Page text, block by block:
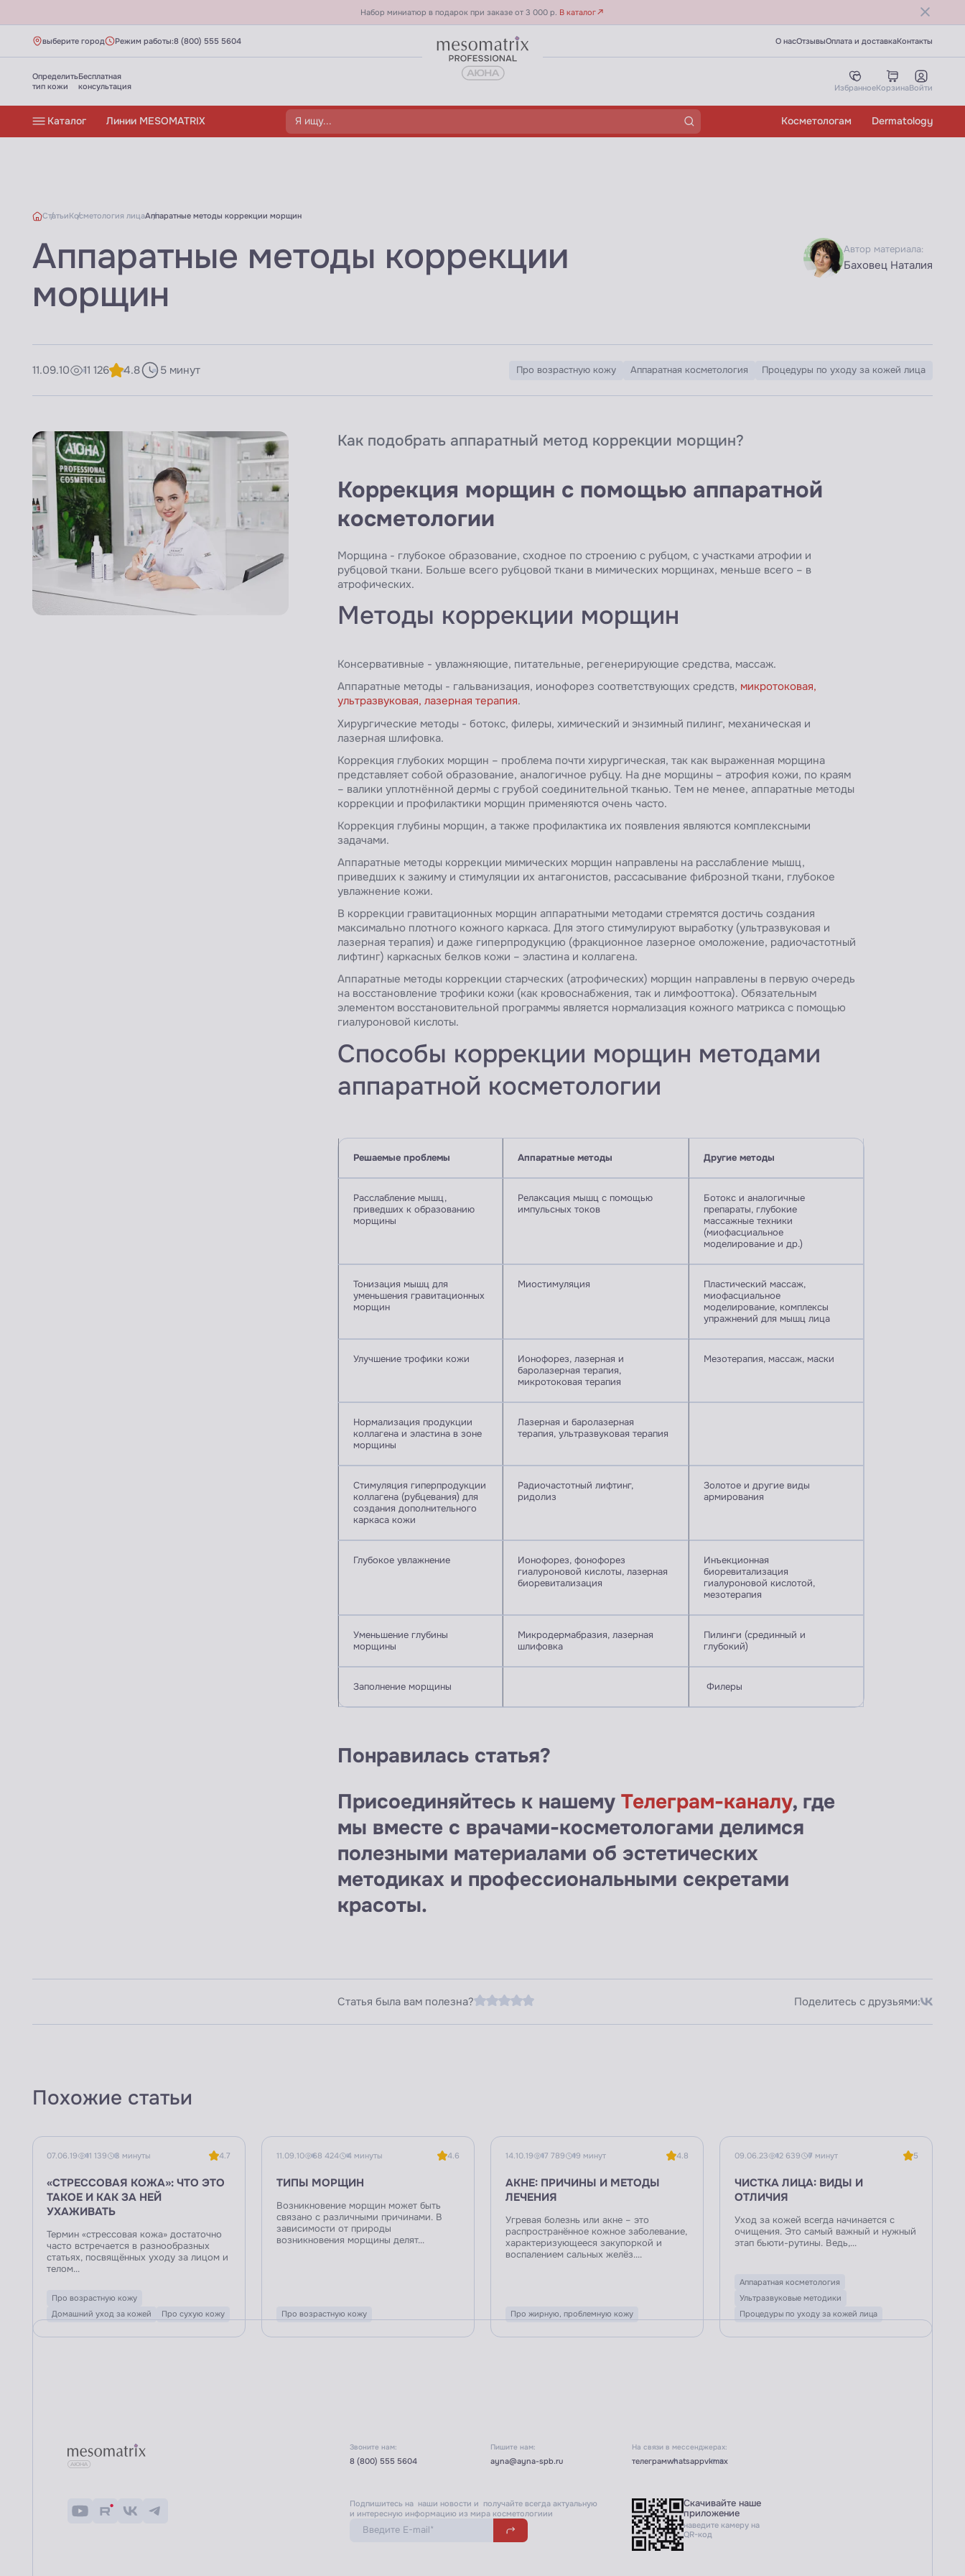
Набор миниатюр в подарок при заказе от 3 000 р. В каталог
выберите город Режим работы:8 (800) 555 5604 О насОтзывыОплата и доставкаКонтакты
Определить
тип кожи
Бесплатная
консультация
ИзбранноеКорзинаВойти
Каталог Линии MESOMATRIX Косметологам Dermatology
СтатьиКосметология лицаАппаратные методы коррекции морщин
Аппаратные методы коррекции
морщин
Автор материала:
Баховец Наталия
11.09.10 11 126 4.8 5 минут Про возрастную кожу Аппаратная косметология Процедуры по уходу за кожей лица
Как подобрать аппаратный метод коррекции морщин?
Коррекция морщин с помощью аппаратной
косметологии
Морщина - глубокое образование, сходное по строению с рубцом, с участками атрофии и
рубцовой ткани. Больше всего рубцовой ткани в мимических морщинах, меньше всего – в
атрофических.
Методы коррекции морщин
Консервативные - увлажняющие, питательные, регенерирующие средства, массаж.
Аппаратные методы - гальванизация, ионофорез соответствующих средств, микротоковая,
ультразвуковая, лазерная терапия.
Хирургические методы - ботокс, филеры, химический и энзимный пилинг, механическая и
лазерная шлифовка.
Коррекция глубоких морщин – проблема почти хирургическая, так как выраженная морщина
представляет собой образование, аналогичное рубцу. На дне морщины – атрофия кожи, по краям
– валики уплотнённой дермы с грубой соединительной тканью. Тем не менее, аппаратные методы
коррекции и профилактики морщин применяются очень часто.
Коррекция глубины морщин, а также профилактика их появления являются комплексными
задачами.
Аппаратные методы коррекции мимических морщин направлены на расслабление мышц,
приведших к зажиму и стимуляции их антагонистов, рассасывание фиброзной ткани, глубокое
увлажнение кожи.
В коррекции гравитационных морщин аппаратными методами стремятся достичь создания
максимально плотного кожного каркаса. Для этого стимулируют выработку (ультразвуковая и
лазерная терапия) и даже гиперпродукцию (фракционное лазерное омоложение, радиочастотный
лифтинг) каркасных белков кожи – эластина и коллагена.
Аппаратные методы коррекции старческих (атрофических) морщин направлены в первую очередь
на восстановление трофики кожи (как кровоснабжения, так и лимфооттока). Обязательным
элементом восстановительной программы является нормализация кожного матрикса с помощью
гиалуроновой кислоты.
Способы коррекции морщин методами
аппаратной косметологии
Решаемые проблемы Аппаратные методы Другие методы
Расслабление мышц,
приведших к образованию
морщины
Релаксация мышц с помощью
импульсных токов
Ботокс и аналогичные
препараты, глубокие
массажные техники
(миофасциальное
моделирование и др.)
Тонизация мышц для
уменьшения гравитационных
морщин
Миостимуляция
Пластический массаж,
миофасциальное
моделирование, комплексы
упражнений для мышц лица
Улучшение трофики кожи
Ионофорез, лазерная и
баролазерная терапия,
микротоковая терапия
Мезотерапия, массаж, маски
Нормализация продукции
коллагена и эластина в зоне
морщины
Лазерная и баролазерная
терапия, ультразвуковая терапия
Стимуляция гиперпродукции
коллагена (рубцевания) для
создания дополнительного
каркаса кожи
Радиочастотный лифтинг,
ридолиз
Золотое и другие виды
армирования
Глубокое увлажнение
Ионофорез, фонофорез
гиалуроновой кислоты, лазерная
биоревитализация
Инъекционная
биоревитализация
гиалуроновой кислотой,
мезотерапия
Уменьшение глубины
морщины
Микродермабразия, лазерная
шлифовка
Пилинги (срединный и
глубокий)
Заполнение морщины Филеры
Понравилась статья?
Присоединяйтесь к нашемуТелеграм-каналу, где
мы вместе с врачами-косметологами делимся
полезными материалами об эстетических
методиках и профессиональными секретами
красоты.
Статья была вам полезна? Поделитесь с друзьями:
Похожие статьи
07.06.19 11 139 3 минуты 4.7
«СТРЕССОВАЯ КОЖА»: ЧТО ЭТО
ТАКОЕ И КАК ЗА НЕЙ
УХАЖИВАТЬ
Термин «стрессовая кожа» достаточно
часто встречается в разнообразных
статьях, посвящённых уходу за лицом и
телом...
Про возрастную кожу
Домашний уход за кожей
Про сухую кожу
11.09.10 68 424 4 минуты 4.6
ТИПЫ МОРЩИН
Возникновение морщин может быть
связано с различными причинами. В
зависимости от природы
возникновения морщины делят...
Про возрастную кожу
14.10.19 17 789 19 минут 4.8
АКНЕ: ПРИЧИНЫ И МЕТОДЫ
ЛЕЧЕНИЯ
Угревая болезнь или акне – это
распространённое кожное заболевание,
характеризующееся закупоркой и
воспалением сальных желёз....
Про жирную, проблемную кожу
09.06.23 12 639 7 минут 5
ЧИСТКА ЛИЦА: ВИДЫ И
ОТЛИЧИЯ
Уход за кожей всегда начинается с
очищения. Это самый важный и нужный
этап бьюти-рутины. Ведь,...
Аппаратная косметология
Ультразвуковые методики
Процедуры по уходу за кожей лица
Звоните нам:
8 (800) 555 5604
Пишите нам:
ayna@ayna-spb.ru
На связи в мессенджерах:
телеграмwhatsappvkmax
Подпишитесь на наши новости и получайте всегда актуальную
и интересную информацию из мира косметологиии
Скачивайте наше
приложение
наведите камеру на
QR-код